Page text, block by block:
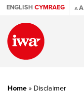
ENGLISH CYMRAEG A A
Home » Disclaimer